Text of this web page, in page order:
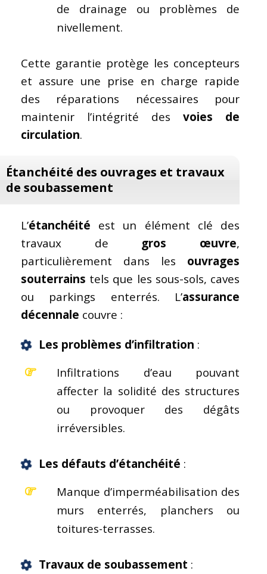
de drainage ou problèmes de
nivellement.
Cette garantie protège les concepteurs
et assure une prise en charge rapide
des réparations nécessaires pour
maintenir l’intégrité desvoies de
circulation.
Étanchéité des ouvrages et travaux
de soubassement
L’étanchéité est un élément clé des
travaux de gros œuvre,
particulièrement dans les ouvrages
souterrains tels que les sous-sols, caves
ou parkings enterrés. L’assurance
décennale couvre :
Les problèmes d’infiltration :
Infiltrations d’eau pouvant
affecter la solidité des structures
ou provoquer des dégâts
irréversibles.
Les défauts d’étanchéité :
Manque d’imperméabilisation des
murs enterrés, planchers ou
toitures-terrasses.
Travaux de soubassement :